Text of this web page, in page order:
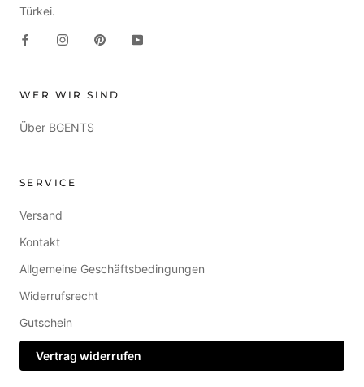
Türkei.
WER WIR SIND
Über BGENTS
SERVICE
Versand
Kontakt
Allgemeine Geschäftsbedingungen
Widerrufsrecht
Gutschein
Vertrag widerrufen